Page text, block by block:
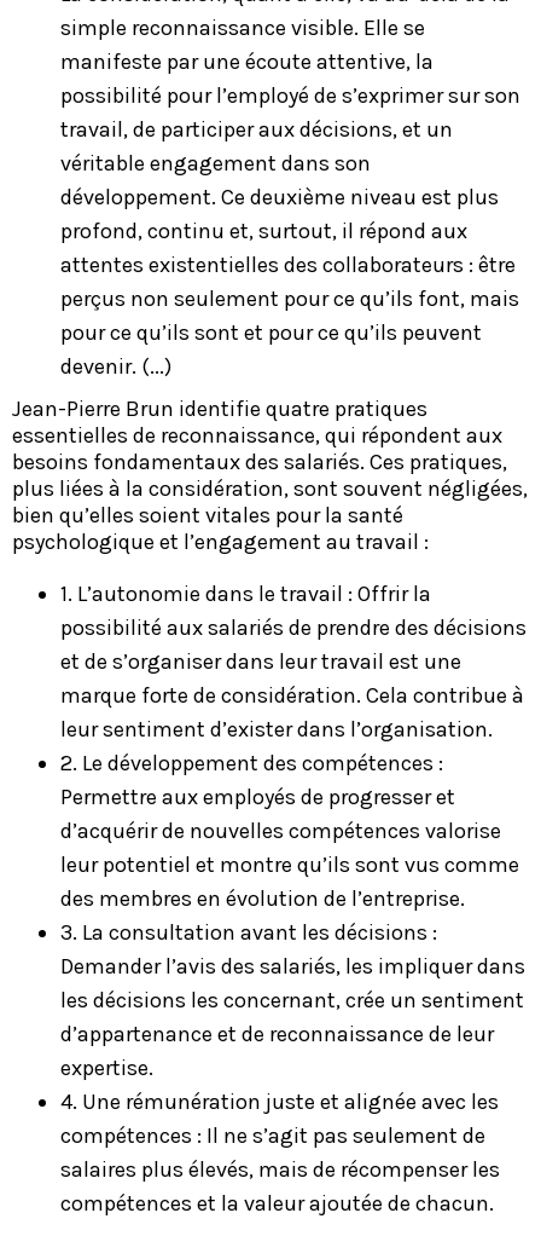
simple reconnaissance visible. Elle se
manifeste par une écoute attentive, la
possibilité pour l’employé de s’exprimer sur son
travail, de participer aux décisions, et un
véritable engagement dans son
développement. Ce deuxième niveau est plus
profond, continu et, surtout, il répond aux
attentes existentielles des collaborateurs : être
perçus non seulement pour ce qu’ils font, mais
pour ce qu’ils sont et pour ce qu’ils peuvent
devenir. (...)
Jean-Pierre Brun identifie quatre pratiques
essentielles de reconnaissance, qui répondent aux
besoins fondamentaux des salariés. Ces pratiques,
plus liées à la considération, sont souvent négligées,
bien qu’elles soient vitales pour la santé
psychologique et l’engagement au travail :
1. L’autonomie dans le travail : Offrir la
possibilité aux salariés de prendre des décisions
et de s’organiser dans leur travail est une
marque forte de considération. Cela contribue à
leur sentiment d’exister dans l’organisation.
2. Le développement des compétences :
Permettre aux employés de progresser et
d’acquérir de nouvelles compétences valorise
leur potentiel et montre qu’ils sont vus comme
des membres en évolution de l’entreprise.
3. La consultation avant les décisions :
Demander l’avis des salariés, les impliquer dans
les décisions les concernant, crée un sentiment
d’appartenance et de reconnaissance de leur
expertise.
4. Une rémunération juste et alignée avec les
compétences : Il ne s’agit pas seulement de
salaires plus élevés, mais de récompenser les
compétences et la valeur ajoutée de chacun.